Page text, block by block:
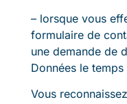
– lorsque vous
formulaire de
une demande de
Données le
Vous